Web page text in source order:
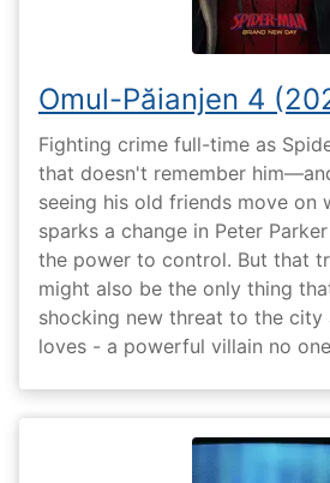
Omul-Păianjen 4
Fighting crime full-time as
that doesn't remember
seeing his old friends move
sparks a change in Peter
the power to control. But that
might also be the only thing
shocking new threat to the city
loves - a powerful villain no